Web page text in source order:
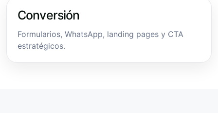
Conversión
Formularios, WhatsApp, landing pages y CTA
estratégicos.